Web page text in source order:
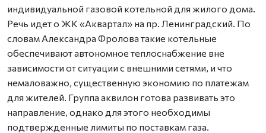
индивидуальной газовой котельной для жилого дома.
Речь идет о ЖК «Аквартал» на пр. Ленинградский. По
словам Александра Фролова такие котельные
обеспечивают автономное теплоснабжение вне
зависимости от ситуации с внешними сетями, и что
немаловажно, существенную экономию по платежам
для жителей. Группа аквилон готова развивать это
направление, однако для этого необходимы
подтвержденные лимиты по поставкам газа.